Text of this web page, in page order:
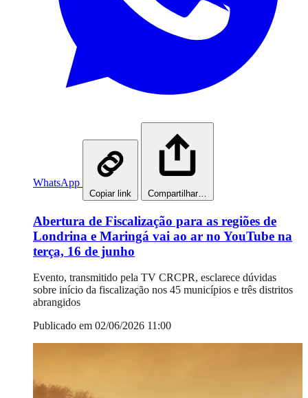
WhatsApp
Copiar link Compartilhar…
Abertura de Fiscalização para as regiões de
Londrina e Maringá vai ao ar no YouTube na
terça, 16 de junho
Evento, transmitido pela TV CRCPR, esclarece dúvidas
sobre início da fiscalização nos 45 municípios e três distritos
abrangidos
Publicado em 02/06/2026 11:00